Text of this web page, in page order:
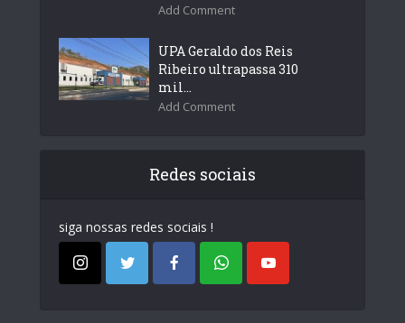
Add Comment
UPA Geraldo dos Reis
Ribeiro ultrapassa 310
mil...
Add Comment
Redes sociais
siga nossas redes sociais !